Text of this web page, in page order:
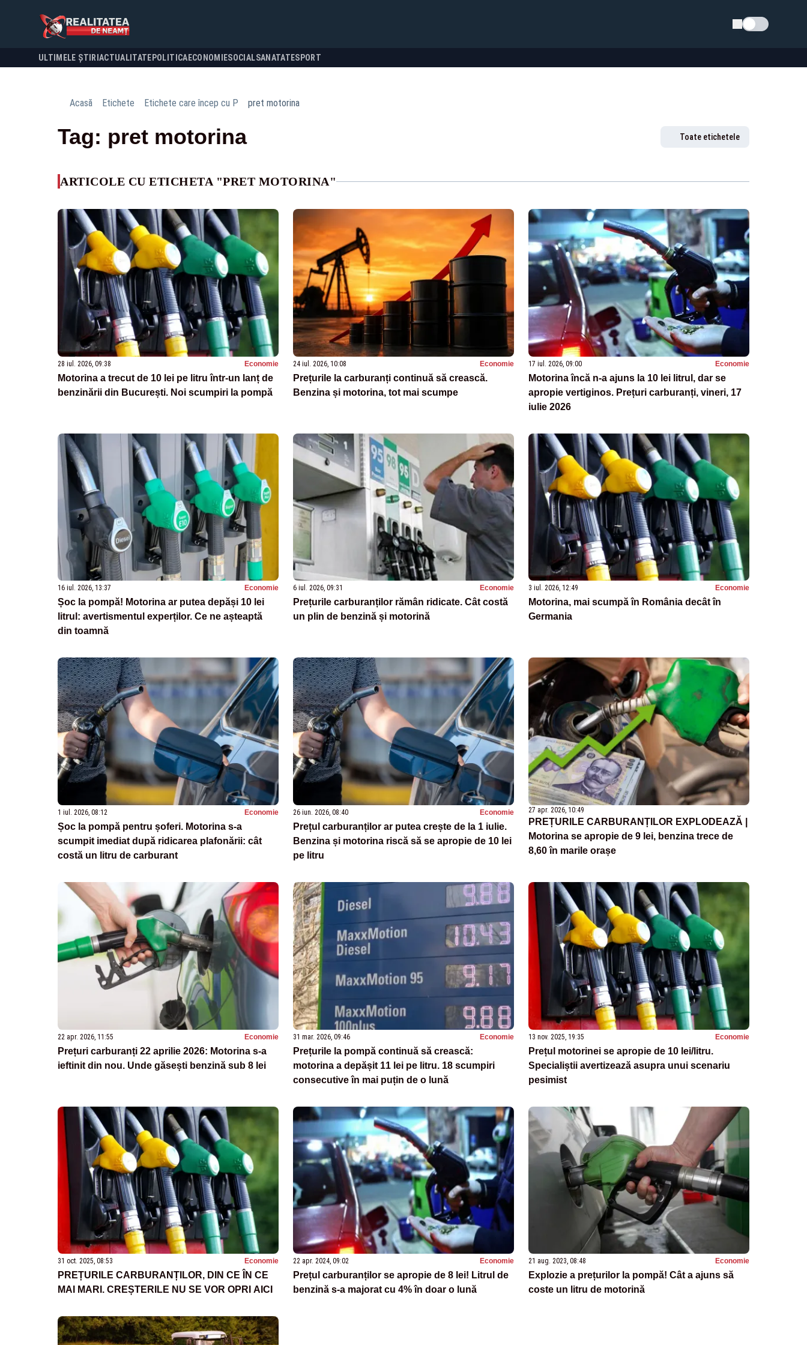
Schimba tema
ULTIMELE ȘTIRI ACTUALITATE POLITICA ECONOMIESOCIALSANATATESPORT
Acasă Etichete Etichete care încep cu P pret motorina
Tag: pret motorina Toate etichetele
ARTICOLE CU ETICHETA "PRET MOTORINA"
28 iul. 2026, 09:38 Economie
Motorina a trecut de 10 lei pe litru într-un lanț de
benzinării din București. Noi scumpiri la pompă
24 iul. 2026, 10:08 Economie
Prețurile la carburanți continuă să crească.
Benzina și motorina, tot mai scumpe
17 iul. 2026, 09:00 Economie
Motorina încă n-a ajuns la 10 lei litrul, dar se
apropie vertiginos. Prețuri carburanți, vineri, 17
iulie 2026
16 iul. 2026, 13:37 Economie
Șoc la pompă! Motorina ar putea depăși 10 lei
litrul: avertismentul experților. Ce ne așteaptă
din toamnă
6 iul. 2026, 09:31 Economie
Prețurile carburanților rămân ridicate. Cât costă
un plin de benzină și motorină
3 iul. 2026, 12:49 Economie
Motorina, mai scumpă în România decât în
Germania
1 iul. 2026, 08:12 Economie
Șoc la pompă pentru șoferi. Motorina s-a
scumpit imediat după ridicarea plafonării: cât
costă un litru de carburant
26 iun. 2026, 08:40 Economie
Prețul carburanților ar putea crește de la 1 iulie.
Benzina și motorina riscă să se apropie de 10 lei
pe litru
27 apr. 2026, 10:49
PREȚURILE CARBURANȚILOR EXPLODEAZĂ |
Motorina se apropie de 9 lei, benzina trece de
8,60 în marile orașe
22 apr. 2026, 11:55 Economie
Prețuri carburanți 22 aprilie 2026: Motorina s-a
ieftinit din nou. Unde găsești benzină sub 8 lei
31 mar. 2026, 09:46 Economie
Prețurile la pompă continuă să crească:
motorina a depășit 11 lei pe litru. 18 scumpiri
consecutive în mai puțin de o lună
13 nov. 2025, 19:35 Economie
Prețul motorinei se apropie de 10 lei/litru.
Specialiștii avertizează asupra unui scenariu
pesimist
31 oct. 2025, 08:53 Economie
PREȚURILE CARBURANȚILOR, DIN CE ÎN CE
MAI MARI. CREȘTERILE NU SE VOR OPRI AICI
22 apr. 2024, 09:02 Economie
Prețul carburanților se apropie de 8 lei! Litrul de
benzină s-a majorat cu 4% în doar o lună
21 aug. 2023, 08:48 Economie
Explozie a prețurilor la pompă! Cât a ajuns să
coste un litru de motorină